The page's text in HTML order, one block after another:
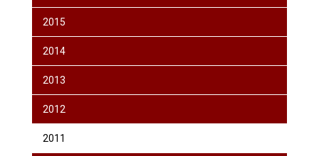
2015
2014
2013
2012
2011